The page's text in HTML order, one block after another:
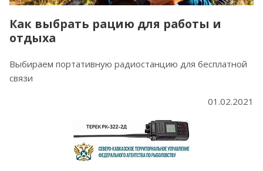
Как выбрать рацию для работы и
отдыха
Выбираем портативную радиостанцию для бесплатной
связи
01.02.2021